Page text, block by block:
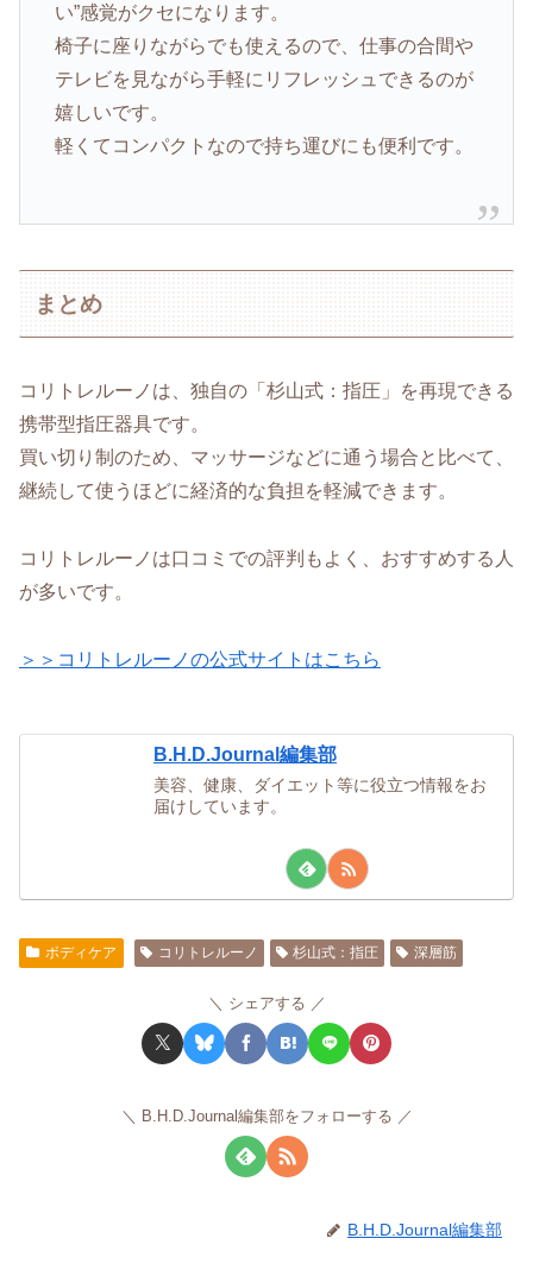
い”感覚がクセになります。
椅子に座りながらでも使えるので、仕事の合間や
テレビを見ながら手軽にリフレッシュできるのが
嬉しいです。
軽くてコンパクトなので持ち運びにも便利です。
まとめ
コリトレルーノは、独自の「杉山式：指圧」を再現できる
携帯型指圧器具です。
買い切り制のため、マッサージなどに通う場合と比べて、
継続して使うほどに経済的な負担を軽減できます。
コリトレルーノは口コミでの評判もよく、おすすめする人
が多いです。
＞＞コリトレルーノの公式サイトはこちら
B.H.D.Journal編集部
美容、健康、ダイエット等に役立つ情報をお
届けしています。
ボディケア コリトレルーノ 杉山式：指圧 深層筋
シェアする
B.H.D.Journal編集部をフォローする
B.H.D.Journal編集部